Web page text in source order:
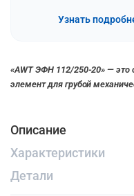
Узнать
«AWT ЭФН 112/250-20» —
элемент для грубой
Описание
Характеристики
Детали